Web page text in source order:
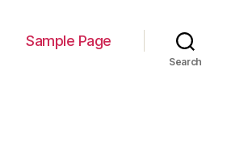
Sample Page
Search